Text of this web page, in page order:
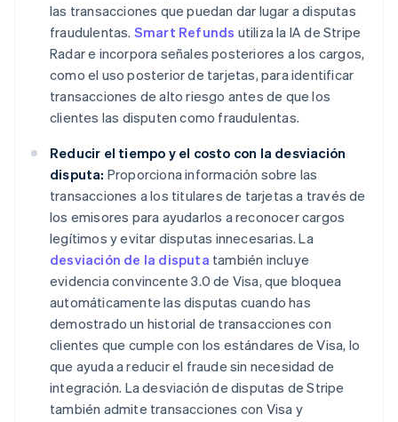
las transacciones que puedan dar lugar a disputas
fraudulentas. Smart Refunds utiliza la IA de Stripe
Radar e incorpora señales posteriores a los cargos,
como el uso posterior de tarjetas, para identificar
transacciones de alto riesgo antes de que los
clientes las disputen como fraudulentas.
Reducir el tiempo y el costo con la desviación
disputa: Proporciona información sobre las
transacciones a los titulares de tarjetas a través de
los emisores para ayudarlos a reconocer cargos
legítimos y evitar disputas innecesarias. La
desviación de la disputa también incluye
evidencia convincente 3.0 de Visa, que bloquea
automáticamente las disputas cuando has
demostrado un historial de transacciones con
clientes que cumple con los estándares de Visa, lo
que ayuda a reducir el fraude sin necesidad de
integración. La desviación de disputas de Stripe
también admite transacciones con Visa y